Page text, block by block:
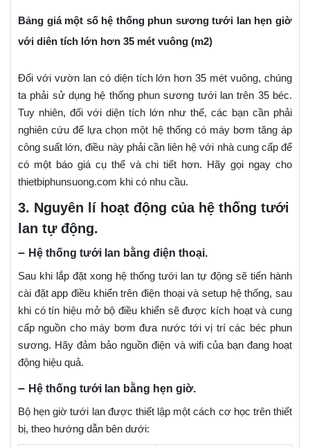
Bảng giá một số hệ thống phun sương tưới lan hẹn giờ
với diên tích lớn hơn 35 mét vuông (m2)
Đối với vườn lan có diện tích lớn hơn 35 mét vuông, chúng
ta phải sử dụng hệ thống phun sương tưới lan trên 35 béc.
Tuy nhiên, đối với diện tích lớn như thế, các bạn cần phải
nghiên cứu để lựa chọn một hệ thống có máy bơm tăng áp
công suất lớn, điều này phải cần liên hệ với nhà cung cấp để
có một báo giá cụ thể và chi tiết hơn. Hãy gọi ngay cho
thietbiphunsuong.com khi có nhu cầu.
3. Nguyên lí hoạt động của hệ thống tưới
lan tự động.
– Hệ thống tưới lan bằng điện thoại.
Sau khi lắp đặt xong hệ thống tưới lan tự động sẽ tiến hành
cài đặt app điều khiển trên điện thoại và setup hệ thống, sau
khi có tín hiệu mở bộ điều khiển sẽ được kích hoạt và cung
cấp nguồn cho máy bơm đưa nước tới vị trí các béc phun
sương. Hãy đảm bảo nguồn điện và wifi của bạn đang hoạt
động hiệu quả.
– Hệ thống tưới lan bằng hẹn giờ.
Bộ hẹn giờ tưới lan được thiết lập một cách cơ học trên thiết
bị, theo hướng dẫn bên dưới: